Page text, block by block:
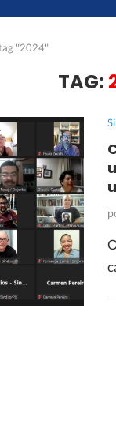
"2024"
TAG: